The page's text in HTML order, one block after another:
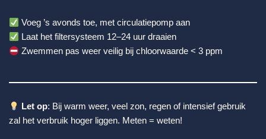
Voeg ’s avonds toe, met circulatiepomp aan
Laat het filtersysteem 12–24 uur draaien
Zwemmen pas weer veilig bij chloorwaarde < 3 ppm
Let op: Bij warm weer, veel zon, regen of intensief gebruik
zal het verbruik hoger liggen. Meten = weten!